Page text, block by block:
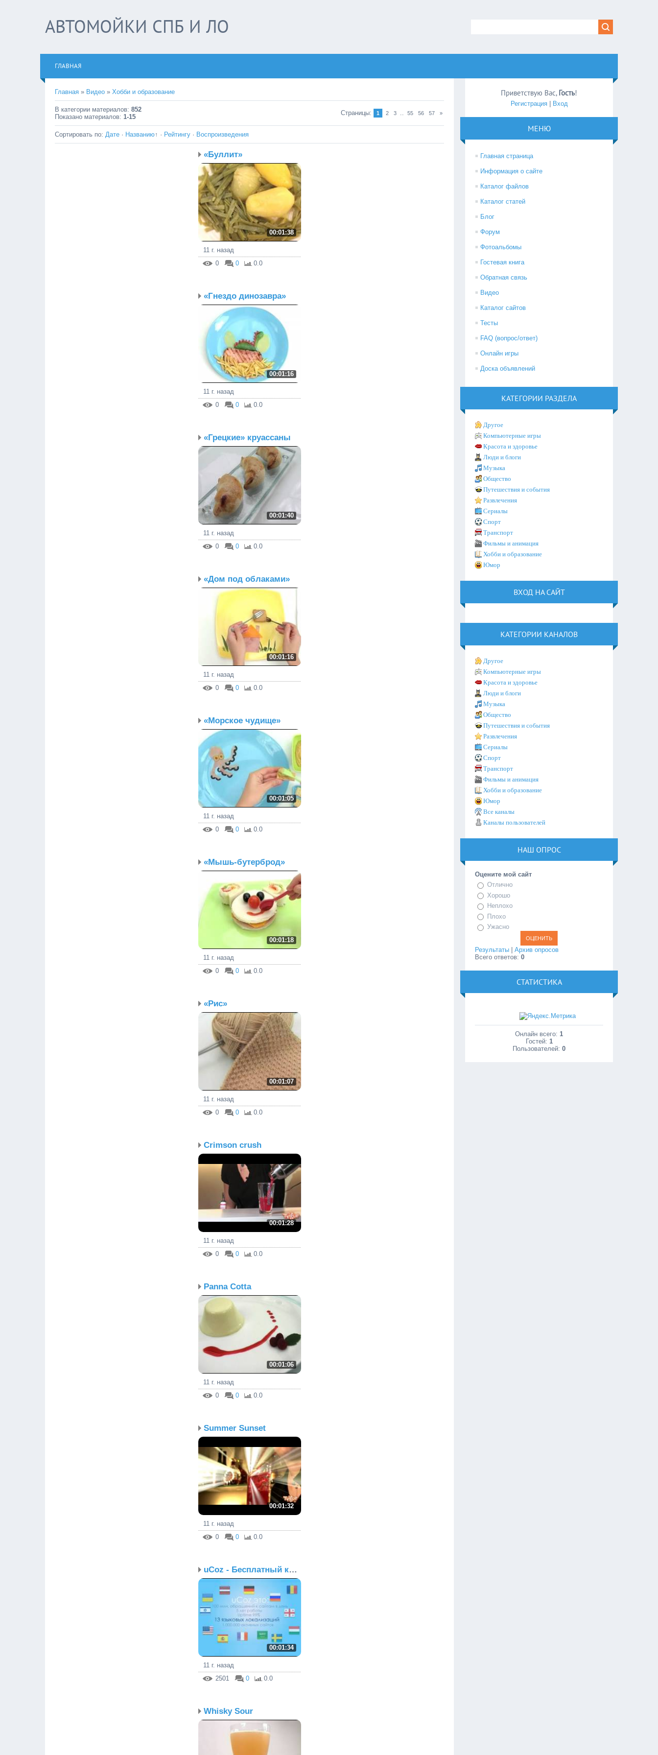
АВТОМОЙКИ СПБ И ЛО
ГЛАВНАЯ
Главная » Видео » Хобби и образование
В категории материалов: 852
Показано материалов: 1-15
Страницы: 1 2 3 .. 55 56 57 »
Сортировать по: Дате · Названию↑ · Рейтингу · Воспроизведения
«Буллит»
00:01:38
11 г. назад
0
0 0.0
«Гнездо динозавра»
00:01:16
11 г. назад
0
0 0.0
«Грецкие» круассаны
00:01:40
11 г. назад
0
0 0.0
«Дом под облаками»
00:01:16
11 г. назад
0
0 0.0
«Морское чудище»
00:01:05
11 г. назад
0
0 0.0
«Мышь-бутерброд»
00:01:18
11 г. назад
0
0 0.0
«Рис»
00:01:07
11 г. назад
0
0 0.0
Crimson crush
00:01:28
11 г. назад
0
0 0.0
Panna Cotta
00:01:06
11 г. назад
0
0 0.0
Summer Sunset
00:01:32
11 г. назад
0
0 0.0
uCoz - Бесплатный конст...
00:01:34
11 г. назад
2501
0 0.0
Whisky Sour
Приветствую Вас, Гость!
Регистрация| Вход
МЕНЮ
Главная страница
Информация о сайте
Каталог файлов
Каталог статей
Блог
Форум
Фотоальбомы
Гостевая книга
Обратная связь
Видео
Каталог сайтов
Тесты
FAQ (вопрос/ответ)
Онлайн игры
Доска объявлений
КАТЕГОРИИ РАЗДЕЛА
Другое
Компьютерные игры
Красота и здоровье
Люди и блоги
Музыка
Общество
Путешествия и события
Развлечения
Сериалы
Спорт
Транспорт
Фильмы и анимация
Хобби и образование
Юмор
ВХОД НА САЙТ
КАТЕГОРИИ КАНАЛОВ
Другое
Компьютерные игры
Красота и здоровье
Люди и блоги
Музыка
Общество
Путешествия и события
Развлечения
Сериалы
Спорт
Транспорт
Фильмы и анимация
Хобби и образование
Юмор
Все каналы
Каналы пользователей
НАШ ОПРОС
Оцените мой сайт
Отлично
Хорошо
Неплохо
Плохо
Ужасно
Результаты |Архив опросов
Всего ответов:0
СТАТИСТИКА
Онлайн всего: 1
Гостей: 1
Пользователей:0